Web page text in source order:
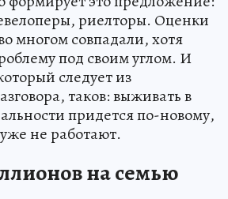
риелторы. Оценки
многом совпадали, хотя
под своим углом. И
следует из
таков: выживать в
придется по-новому,
не работают.
на семью